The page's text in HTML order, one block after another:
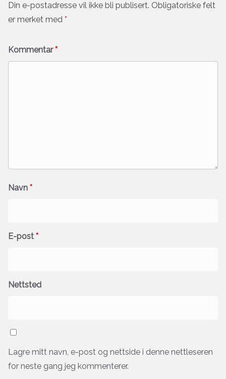
Din e-postadresse vil ikke bli publisert. Obligatoriske felt
er merket med *
Kommentar*
Navn *
E-post *
Nettsted
Lagre mitt navn, e-post og nettside i denne nettleseren
for neste gang jeg kommenterer.